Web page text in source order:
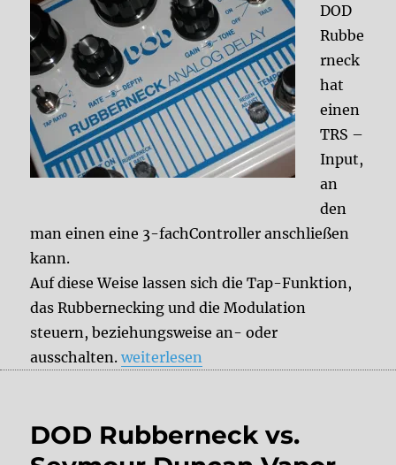
DOD
Rubbe
rneck
hat
einen
TRS –
Input,
an
den
man einen eine 3-fachController anschließen
kann.
Auf diese Weise lassen sich die Tap-Funktion,
das Rubbernecking und die Modulation
steuern, beziehungsweise an- oder
ausschalten.„Tips & Tricks:externes Tap Tempo
weiterlesen
DOD Rubberneck vs.